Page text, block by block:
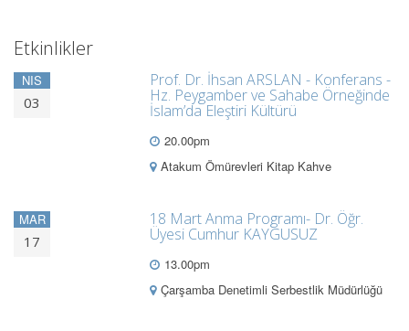
Etkinlikler
NIS
03
Prof. Dr. İhsan ARSLAN - Konferans -
Hz. Peygamber ve Sahabe Örneğinde
İslam’da Eleştiri Kültürü
20.00pm
Atakum Ömürevleri Kitap Kahve
MAR
17
18 Mart Anma Programı- Dr. Öğr.
Üyesi Cumhur KAYGUSUZ
13.00pm
Çarşamba Denetimli Serbestlik Müdürlüğü